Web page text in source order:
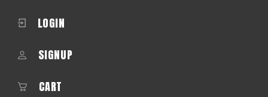
LOGIN
SIGNUP
CART